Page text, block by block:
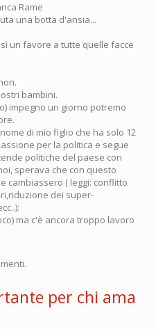
Rame
una botta d'ansia...
un favore a tutte quelle facce
bambini.
impegno un giorno potremo
di mio figlio che ha solo 12
per la politica e segue
politiche del paese con
sperava che con questo
cambiassero ( leggi: conflitto
dei super-
ma c'è ancora troppo lavoro
per chi ama